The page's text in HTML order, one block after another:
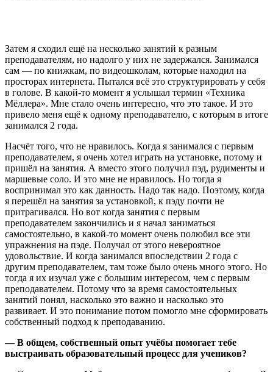
Затем я сходил ещё на несколько занятий к разным
преподавателям, но надолго у них не задержался. Занимался
сам — по книжкам, по видеошколам, которые находил на
просторах интернета. Пытался всё это структурировать у себя
в голове. В какой-то момент я услышал термин «Техника
Мёллера». Мне стало очень интересно, что это такое. И это
привело меня ещё к одному преподавателю, с которым в итоге
занимался 2 года.
Насчёт того, что не нравилось. Когда я занимался с первым
преподавателем, я очень хотел играть на установке, потому и
пришёл на занятия. А вместо этого получил пэд, рудименты и
маршевые соло. И это мне не нравилось. Но тогда я
воспринимал это как данность. Надо так надо. Поэтому, когда
я перешёл на занятия за установкой, к пэду почти не
притрагивался. Но вот когда занятия с первым
преподавателем закончились и я начал заниматься
самостоятельно, в какой-то момент очень полюбил все эти
упражнения на пэде. Получал от этого невероятное
удовольствие. И когда занимался впоследствии 2 года с
другим преподавателем, там тоже было очень много этого. Но
тогда я их изучал уже с большим интересом, чем с первым
преподавателем. Потому что за время самостоятельных
занятий понял, насколько это важно и насколько это
развивает. И это понимание потом помогло мне сформировать
собственный подход к преподаванию.
— В общем, собственный опыт учёбы помогает тебе
выстраивать образовательный процесс для учеников?